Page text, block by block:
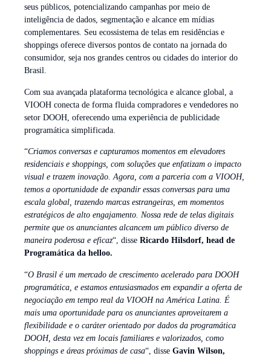
seus públicos, potencializando campanhas por meio de
inteligência de dados, segmentação e alcance em mídias
complementares. Seu ecossistema de telas em residências e
shoppings oferece diversos pontos de contato na jornada do
consumidor, seja nos grandes centros ou cidades do interior do
Brasil.
Com sua avançada plataforma tecnológica e alcance global, a
VIOOH conecta de forma fluida compradores e vendedores no
setor DOOH, oferecendo uma experiência de publicidade
programática simplificada.
“Criamos conversas e capturamos momentos em elevadores
residenciais e shoppings, com soluções que enfatizam o impacto
visual e trazem inovação. Agora, com a parceria com a VIOOH,
temos a oportunidade de expandir essas conversas para uma
escala global, trazendo marcas estrangeiras, em momentos
estratégicos de alto engajamento. Nossa rede de telas digitais
permite que os anunciantes alcancem um público diverso de
maneira poderosa e eficaz“, disse Ricardo Hilsdorf, head de
Programática da helloo.
“O Brasil é um mercado de crescimento acelerado para DOOH
programática, e estamos entusiasmados em expandir a oferta de
negociação em tempo real da VIOOH na América Latina. É
mais uma oportunidade para os anunciantes aproveitarem a
flexibilidade e o caráter orientado por dados da programática
DOOH, desta vez em locais familiares e valorizados, como
shoppings e áreas próximas de casa“, disse Gavin Wilson,